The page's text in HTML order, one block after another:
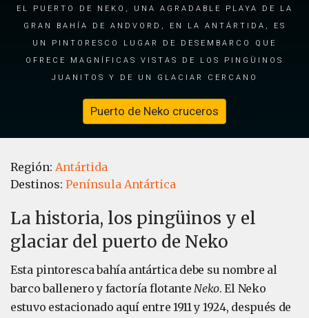
El puerto de Neko, una agradable playa de la
gran bahía de Andvord, en la Antártida, es
un pintoresco lugar de desembarco que
ofrece magníficas vistas de los pingüinos
juanitos y de un glaciar cercano
Puerto de Neko cruceros
Región: Antártida
Destinos: Península Antártica
La historia, los pingüinos y el
glaciar del puerto de Neko
Esta pintoresca bahía antártica debe su nombre al
barco ballenero y factoría flotanteNeko. El Neko
estuvo estacionado aquí entre 1911 y 1924, después de